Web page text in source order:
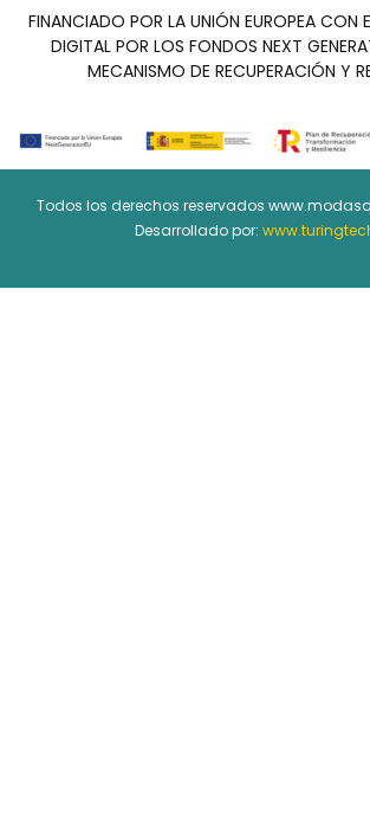
FINANCIADO POR LA UNIÓN EUROPEA CON
DIGITAL POR LOS FONDOS NEXT
MECANISMO DE RECUPERACIÓN Y
Todos los derechos reservados
Desarrollado por: